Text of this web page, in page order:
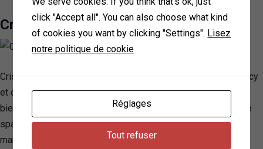
Crystal Spa, Annecy
Cristal Spa, niché dans les paysages idylliques du lac d’Annecy
et des montagnes de La Clusaz, propose une expérience de
bien-être inégalée. Conçu comme une oasis de tranquillité, ce
spa utilise des techniques et produits de pointe, incluant les
marques renommées Cinq Mondes et Alpeor, pour offrir des
click "Accept all". You can also choose what kind
of cookies you want by clicking "Settings". Lisez
notre politique de cookie
Réglages
Tout refuser